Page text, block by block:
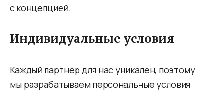
с концепцией.
Индивидуальные условия
Каждый партнёр для нас уникален, поэтому
мы разрабатываем персональные условия